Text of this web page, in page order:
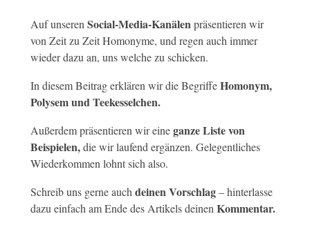
Auf unseren Social-Media-Kanälen präsentieren wir
von Zeit zu Zeit Homonyme, und regen auch immer
wieder dazu an, uns welche zu schicken.
In diesem Beitrag erklären wir die BegriffeHomonym,
Polysem und Teekesselchen.
Außerdem präsentieren wir eineganze Liste von
Beispielen,die wir laufend ergänzen. Gelegentliches
Wiederkommen lohnt sich also.
Schreib uns gerne auch deinen Vorschlag– hinterlasse
dazu einfach am Ende des Artikels deinen Kommentar.